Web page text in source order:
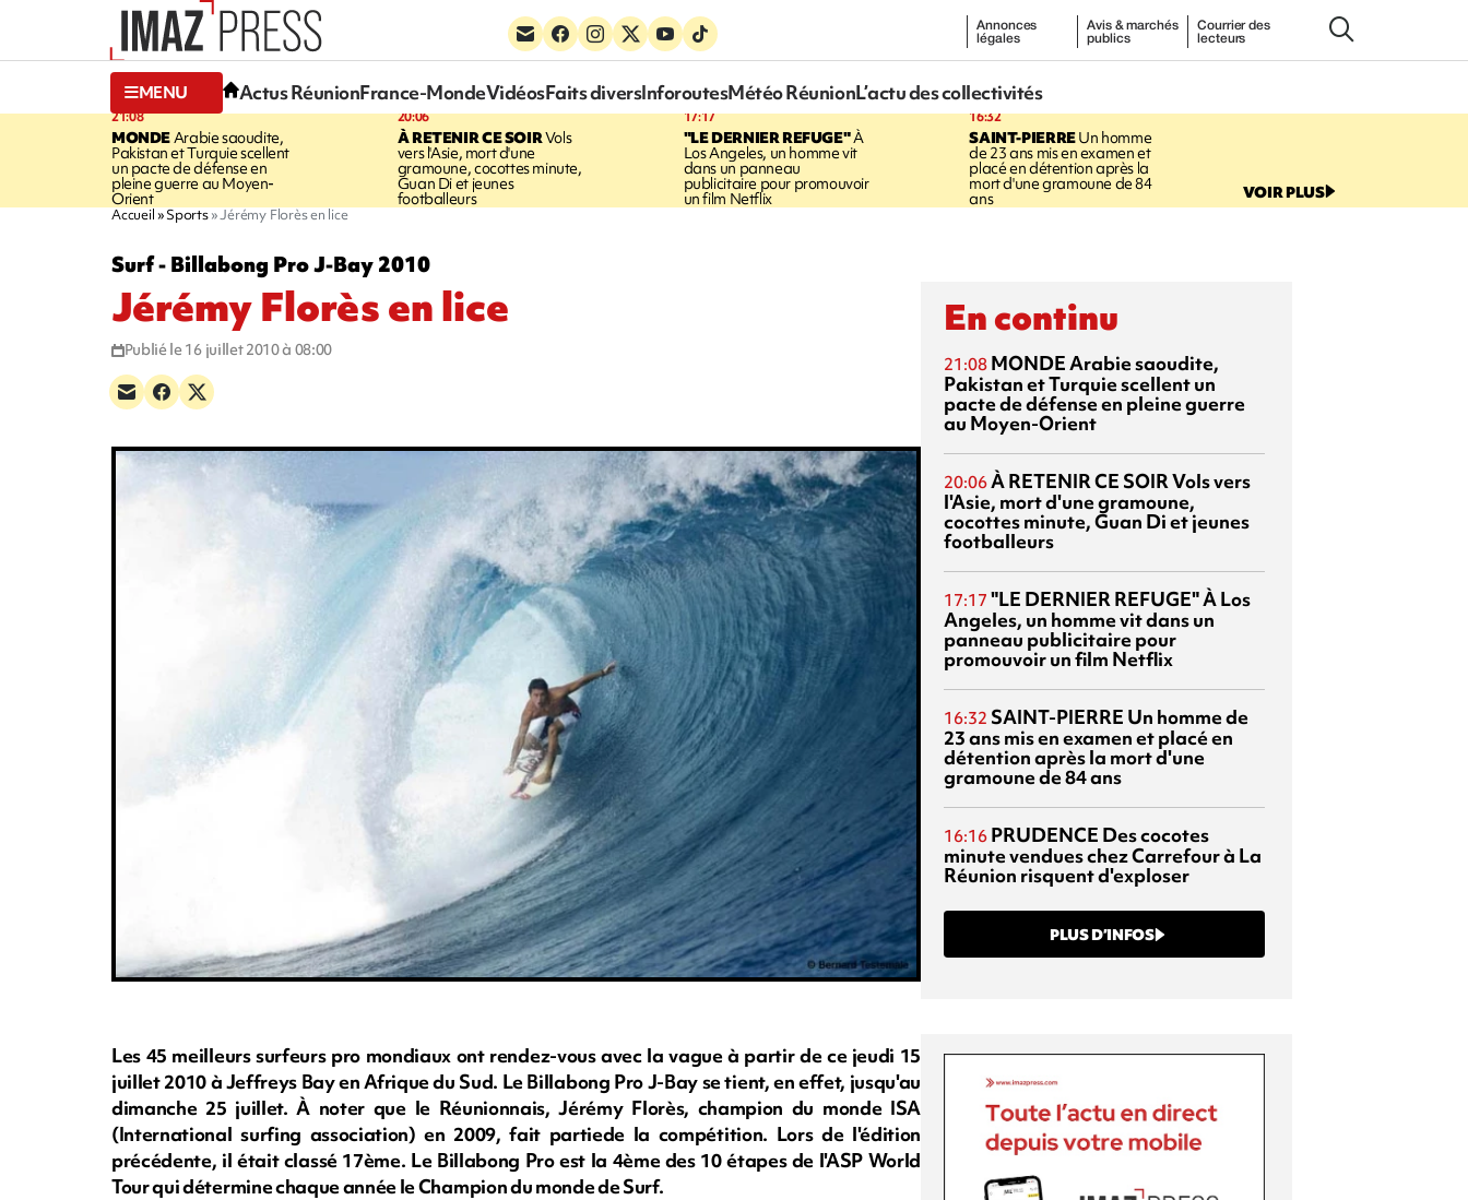
Annonces
légales
Avis & marchés
publics
Courrier des
lecteurs
MENU Actus RéunionFrance-MondeVidéosFaits diversInforoutesMétéo RéunionL’actu des collectivités
21:08
MONDE Arabie saoudite,
Pakistan et Turquie scellent
un pacte de défense en
pleine guerre au Moyen-
Orient
20:06
À RETENIR CE SOIRVols
vers l'Asie, mort d'une
gramoune, cocottes minute,
Guan Di et jeunes
footballeurs
17:17
"LE DERNIER REFUGE"À
Los Angeles, un homme vit
dans un panneau
publicitaire pour promouvoir
un film Netflix
16:32
SAINT-PIERREUn homme
de 23 ans mis en examen et
placé en détention après la
mort d'une gramoune de 84
ans VOIR PLUS
Accueil Sports Jérémy Florès en lice
Surf - Billabong Pro J-Bay 2010
Jérémy Florès en lice
Publié le 16 juillet 2010 à 08:00
Les 45 meilleurs surfeurs pro mondiaux ont rendez-vous avec la vague à partir de ce jeudi 15
juillet 2010 à Jeffreys Bay en Afrique du Sud. Le Billabong Pro J-Bay se tient, en effet, jusqu'au
dimanche 25 juillet. À noter que le Réunionnais, Jérémy Florès, champion du monde ISA
(International surfing association) en 2009, fait partiede la compétition. Lors de l'édition
précédente, il était classé 17ème. Le Billabong Pro est la 4ème des 10 étapes de l'ASP World
Tour qui détermine chaque année le Champion du monde de Surf.
En continu
21:08 MONDEArabie saoudite,
Pakistan et Turquie scellent un
pacte de défense en pleine guerre
au Moyen-Orient
20:06À RETENIR CE SOIRVols vers
l'Asie, mort d'une gramoune,
cocottes minute, Guan Di et jeunes
footballeurs
17:17 "LE DERNIER REFUGE"À Los
Angeles, un homme vit dans un
panneau publicitaire pour
promouvoir un film Netflix
16:32 SAINT-PIERRE Un homme de
23 ans mis en examen et placé en
détention après la mort d'une
gramoune de 84 ans
16:16 PRUDENCE Des cocotes
minute vendues chez Carrefour à La
Réunion risquent d'exploser
PLUS D’INFOS